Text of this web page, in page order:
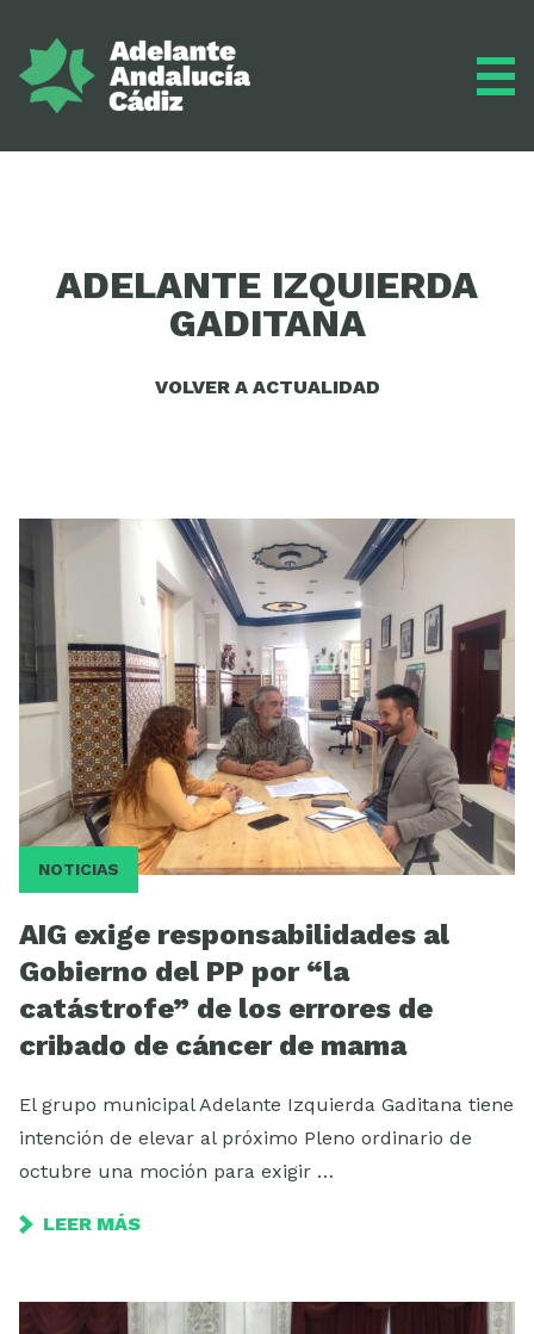
Diario
Videos
ADELANTE IZQUIERDA
GADITANA
VOLVER A ACTUALIDAD
NOTICIAS
AIG exige responsabilidades al
Gobierno del PP por “la
catástrofe” de los errores de
cribado de cáncer de mama
El grupo municipal Adelante Izquierda Gaditana tiene
intención de elevar al próximo Pleno ordinario de
octubre una moción para exigir …
LEER MÁS